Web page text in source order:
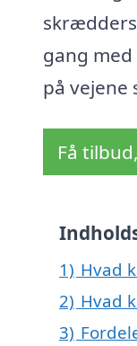
gang
på vejene
Få
1) Hvad
2) Hvad
3)